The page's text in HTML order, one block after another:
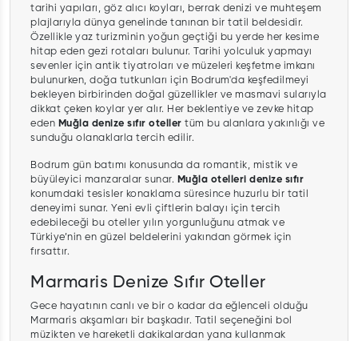
tarihi yapıları, göz alıcı koyları, berrak denizi ve muhteşem
plajlarıyla dünya genelinde tanınan bir tatil beldesidir.
Özellikle yaz turizminin yoğun geçtiği bu yerde her kesime
hitap eden gezi rotaları bulunur. Tarihi yolculuk yapmayı
sevenler için antik tiyatroları ve müzeleri keşfetme imkanı
bulunurken, doğa tutkunları için Bodrum'da keşfedilmeyi
bekleyen birbirinden doğal güzellikler ve masmavi sularıyla
dikkat çeken koylar yer alır. Her beklentiye ve zevke hitap
eden Muğla denize sıfır oteller tüm bu alanlara yakınlığı ve
sunduğu olanaklarla tercih edilir.
Bodrum gün batımı konusunda da romantik, mistik ve
büyüleyici manzaralar sunar. Muğla otelleri denize sıfır
konumdaki tesisler konaklama süresince huzurlu bir tatil
deneyimi sunar. Yeni evli çiftlerin balayı için tercih
edebileceği bu oteller yılın yorgunluğunu atmak ve
Türkiye’nin en güzel beldelerini yakından görmek için
fırsattır.
Marmaris Denize Sıfır Oteller
Gece hayatının canlı ve bir o kadar da eğlenceli olduğu
Marmaris akşamları bir başkadır. Tatil seçeneğini bol
müzikten ve hareketli dakikalardan yana kullanmak